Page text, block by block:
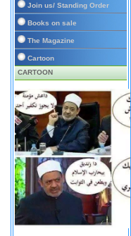
Join us/ Standing Order
Books on sale
The Magazine
Cartoon
CARTOON